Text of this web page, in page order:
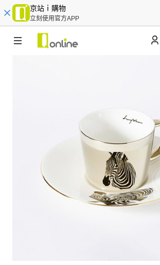
京站ｉ購物
立刻使用官方APP